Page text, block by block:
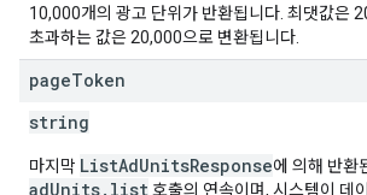
10,000개의 광고 단위가 반환됩니다. 최댓값은
초과하는 값은 20,000으로 변환됩니다.
pageToken
string
마지막 ListAdUnitsResponse에 의해 반환
adUnits.list호출의 연속이며, 시스템이 데